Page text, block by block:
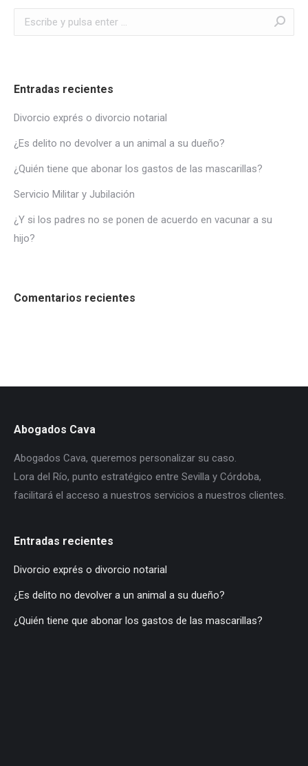
Buscar:
Entradas recientes
Divorcio exprés o divorcio notarial
¿Es delito no devolver a un animal a su dueño?
¿Quién tiene que abonar los gastos de las mascarillas?
Servicio Militar y Jubilación
¿Y si los padres no se ponen de acuerdo en vacunar a su
hijo?
Comentarios recientes
Abogados Cava
Abogados Cava, queremos personalizar su caso.
Lora del Río, punto estratégico entre Sevilla y Córdoba,
facilitará el acceso a nuestros servicios a nuestros clientes.
Entradas recientes
Divorcio exprés o divorcio notarial
¿Es delito no devolver a un animal a su dueño?
¿Quién tiene que abonar los gastos de las mascarillas?